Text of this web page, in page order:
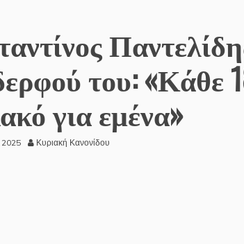
του: «Κάθε
για εμένα»
2025 Κυριακή Κανονίδου